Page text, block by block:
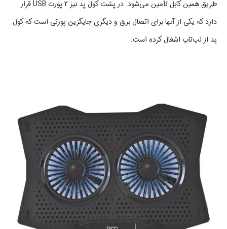
طریق همین کابل تأمین می‌شود. در پشت کول پد نیز 2 پورت USB قرار
دارد که یکی از آنها برای اتصال برق و دیگری جایگزین پورتی است که کول
پد از لپ‌تاپ اشغال کرده است.